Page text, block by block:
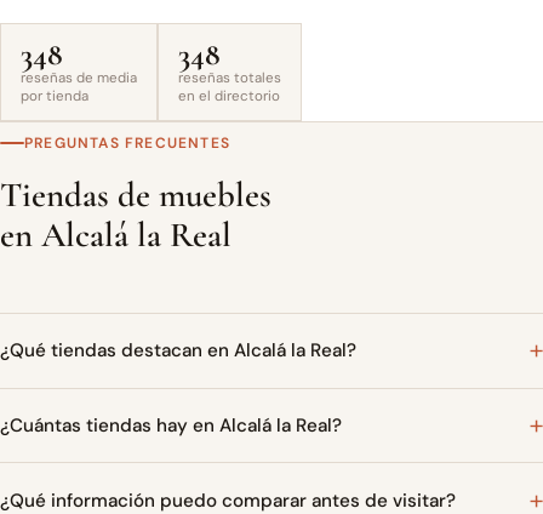
348
reseñas de media
por tienda
348
reseñas totales
en el directorio
PREGUNTAS FRECUENTES
Tiendas de muebles
en Alcalá la Real
¿Qué tiendas destacan en Alcalá la Real?
¿Cuántas tiendas hay en Alcalá la Real?
¿Qué información puedo comparar antes de visitar?